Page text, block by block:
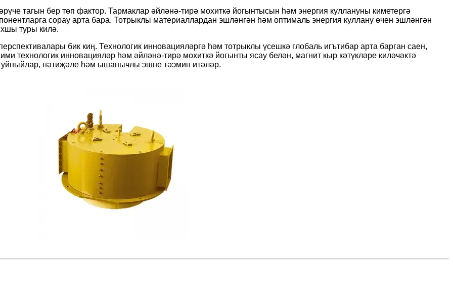
тагын бер төп фактор. Тармаклар әйләнә-тирә мохиткә йогынтысын һәм энергия куллануны киметергә
сорау арта бара. Тотрыклы материаллардан эшләнгән һәм оптималь энергия куллану өчен эшләнгән
туры килә.
бик киң. Технологик инновацияләргә һәм тотрыклы үсешкә глобаль игътибар арта барган саен,
технологик инновацияләр һәм әйләнә-тирә мохиткә йогынты ясау белән, магнит кыр кәтүкләре киләчәктә
нәтиҗәле һәм ышанычлы эшне тәэмин итәләр.